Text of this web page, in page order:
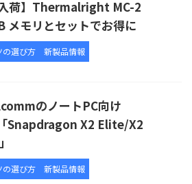
入荷】Thermalright MC-2
メモリとセットでお得に
の選び方 新製品情報
のノートPC向け
Snapdragon X2 Elite/X2
の選び方 新製品情報